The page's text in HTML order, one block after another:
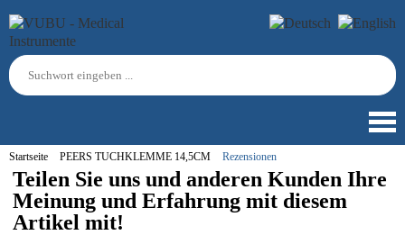
Startseite PEERS TUCHKLEMME 14,5CM Rezensionen
Teilen Sie uns und anderen Kunden Ihre
Meinung und Erfahrung mit diesem
Artikel mit!